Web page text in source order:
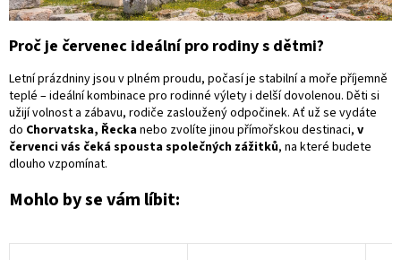
Proč je červenec ideální pro rodiny s dětmi?
Letní prázdniny jsou v plném proudu, počasí je stabilní a moře příjemně
teplé – ideální kombinace pro rodinné výlety i delší dovolenou. Děti si
užijí volnost a zábavu, rodiče zasloužený odpočinek. Ať už se vydáte
do Chorvatska, Řeckanebo zvolíte jinou přímořskou destinaci, v
červenci vás čeká spousta společných zážitků, na které budete
dlouho vzpomínat.
Mohlo by se vám líbit: